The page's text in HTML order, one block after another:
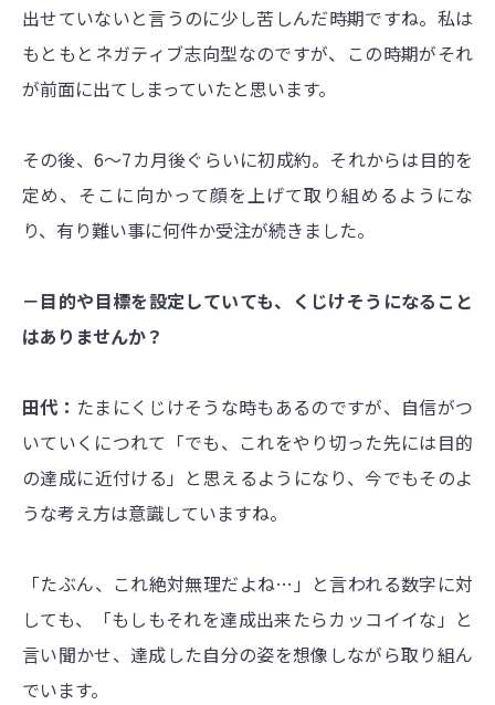
出せていないと言うのに少し苦しんだ時期ですね。私は
もともとネガティブ志向型なのですが、この時期がそれ
が前面に出てしまっていたと思います。
その後、6～7カ月後ぐらいに初成約。それからは目的を
定め、そこに向かって顔を上げて取り組めるようにな
り、有り難い事に何件か受注が続きました。
－目的や目標を設定していても、くじけそうになること
はありませんか？
田代： たまにくじけそうな時もあるのですが、自信がつ
いていくにつれて「でも、これをやり切った先には目的
の達成に近付ける」と思えるようになり、今でもそのよ
うな考え方は意識していますね。
「たぶん、これ絶対無理だよね…」と言われる数字に対
しても、「もしもそれを達成出来たらカッコイイな」と
言い聞かせ、達成した自分の姿を想像しながら取り組ん
でいます。